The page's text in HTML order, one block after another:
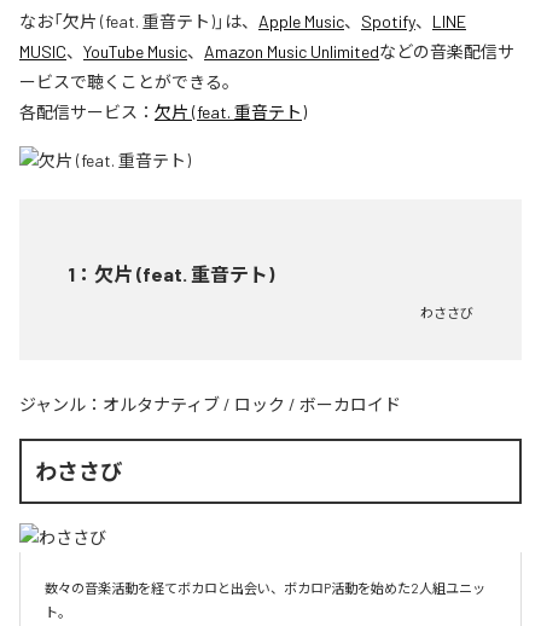
なお「欠片 (feat. 重音テト)」は、 Apple Music、 Spotify、 LINE
MUSIC、 YouTube Music、 Amazon Music Unlimitedなどの音楽配信サ
ービスで聴くことができる。
各配信サービス： 欠片 (feat. 重音テト)
1 ： 欠片 (feat. 重音テト)
わささび
ジャンル： オルタナティブ / ロック / ボーカロイド
わささび
数々の音楽活動を経てボカロと出会い、ボカロP活動を始めた2人組ユニッ
ト。